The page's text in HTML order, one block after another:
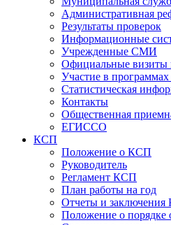
Административная
Результаты проверок
Информационные
Учрежденные СМИ
Официальные визиты
Участие в
Статистическая
Контакты
Общественная
ЕГИССО
КСП
Положение о КСП
Руководитель
Регламент КСП
План работы на год
Отчеты и заключения
Положение о порядке